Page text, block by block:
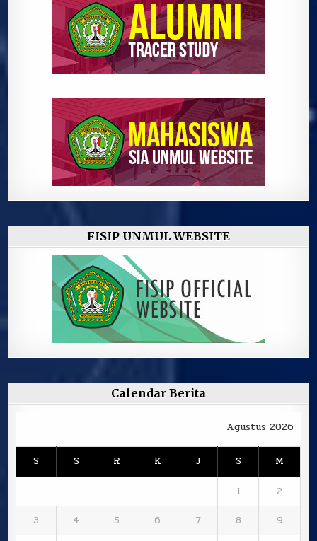
FISIP UNMUL WEBSITE
Calendar Berita
Agustus 2026
S S R K J S M
1
2
3
4 5 6 7 8
9